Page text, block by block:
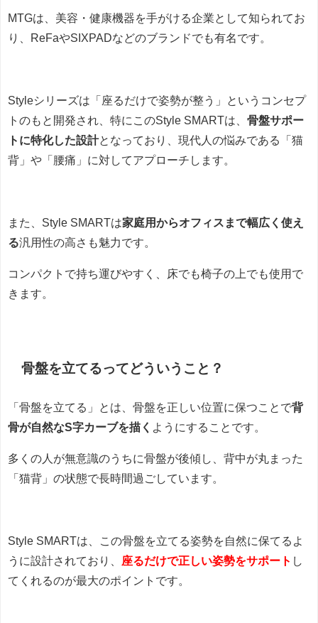
MTGは、美容・健康機器を手がける企業として知られてお
り、ReFaやSIXPADなどのブランドでも有名です。
Styleシリーズは「座るだけで姿勢が整う」というコンセプ
トのもと開発され、特にこのStyle SMARTは、 骨盤サポー
トに特化した設計となっており、現代人の悩みである「猫
背」や「腰痛」に対してアプローチします。
また、Style SMARTは家庭用からオフィスまで幅広く使え
る汎用性の高さも魅力です。
コンパクトで持ち運びやすく、床でも椅子の上でも使用で
きます。
骨盤を立てるってどういうこと？
「骨盤を立てる」とは、骨盤を正しい位置に保つことで背
骨が自然なS字カーブを描く ようにすることです。
多くの人が無意識のうちに骨盤が後傾し、背中が丸まった
「猫背」の状態で長時間過ごしています。
Style SMARTは、この骨盤を立てる姿勢を自然に保てるよ
うに設計されており、
座るだけで正しい姿勢をサポート し
てくれるのが最大のポイントです。